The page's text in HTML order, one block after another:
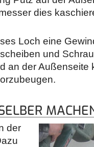
dies
Loch eine
und
an der Außenseite
der